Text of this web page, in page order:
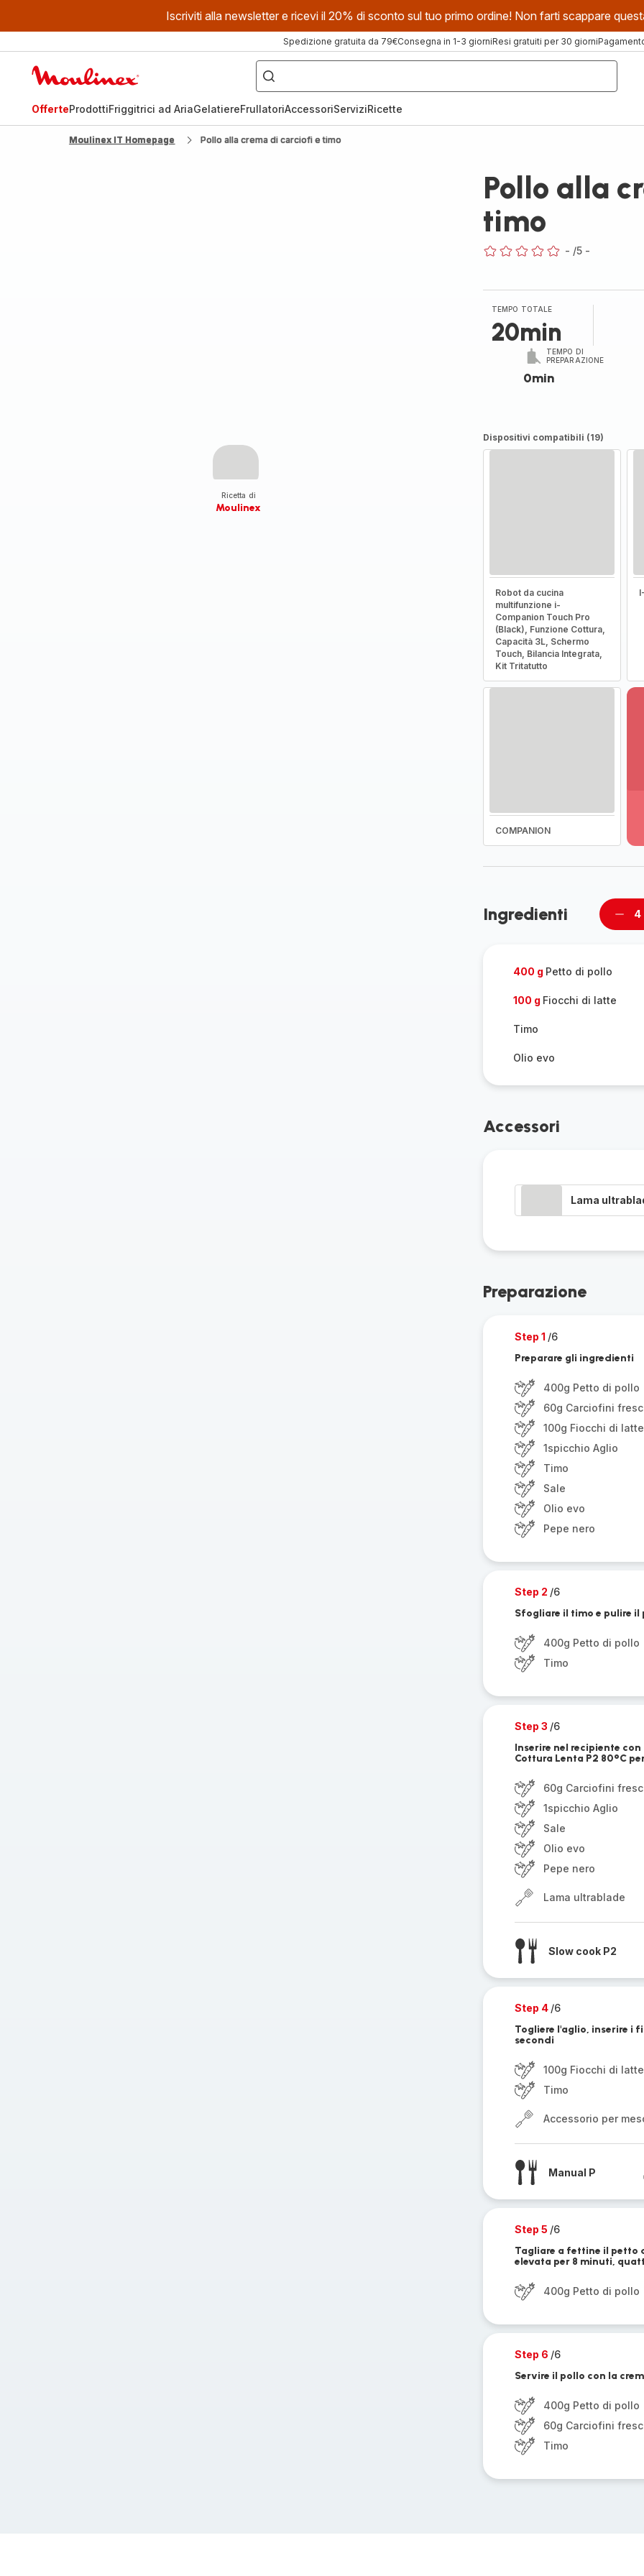
Iscriviti alla newsletter e ricevi il 20% di sconto sul tuo primo ordine! Non farti scappare
Spedizione gratuita da 79€Consegna in 1-3 giorniResi gratuiti per 30 giorni
Cosa
stai
cercando?
OfferteProdottiFriggitrici ad AriaGelatiereFrullatoriAccessoriServiziRicette
Moulinex IT Homepage Pollo alla crema di carciofi e timo
Ricetta di
Moulinex
Pollo alla
timo
- /5 -
TEMPO TOTALE
20min
TEMPO DI
PREPARAZIONE
0min
Dispositivi compatibili (19)
Robot da cucina
multifunzione i-
Companion Touch Pro
(Black), Funzione Cottura,
Capacità 3L, Schermo
Touch, Bilancia Integrata,
Kit Tritatutto
COMPANION
-
Ingredienti 4
400 g Petto di pollo
100 g Fiocchi di latte
Timo
Olio evo
Accessori
Lama
Preparazione
Step 1 /6
Preparare gli ingredienti
400g Petto di pollo
60g Carciofini
100g Fiocchi di latte
1spicchio Aglio
Timo
Sale
Olio evo
Pepe nero
Step 2 /6
Sfogliare il timo e pulire il
400g Petto di pollo
Timo
Step 3 /6
Inserire nel recipiente
Cottura Lenta P2 80°C
60g Carciofini
1spicchio Aglio
Sale
Olio evo
Pepe nero
Lama ultrablade
Slow cook P2
Step 4 /6
Togliere l'aglio, inserire i
secondi
100g Fiocchi di latte
Timo
Accessorio per
Manual P
Step 5 /6
Tagliare a fettine il petto
elevata per 8 minuti,
400g Petto di pollo
Step 6 /6
Servire il pollo con la
400g Petto di pollo
60g Carciofini
Timo